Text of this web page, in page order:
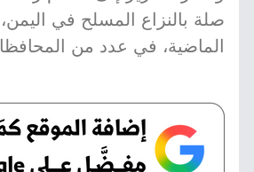
صلة بالنزاع المسلح في
الماضية، في عدد من